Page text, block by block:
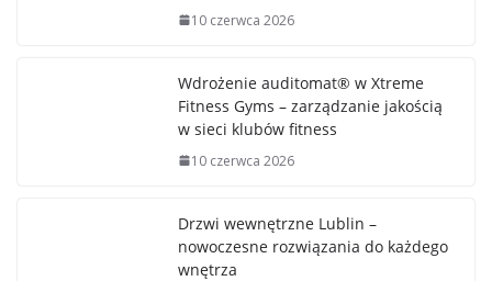
10 czerwca 2026
Wdrożenie auditomat® w Xtreme
Fitness Gyms – zarządzanie jakością
w sieci klubów fitness
10 czerwca 2026
Drzwi wewnętrzne Lublin –
nowoczesne rozwiązania do każdego
wnętrza